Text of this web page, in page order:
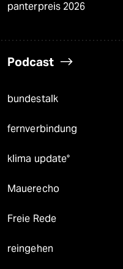
panterpreis 2026
Podcast
bundestalk
fernverbindung
klima update°
Mauerecho
Freie Rede
reingehen